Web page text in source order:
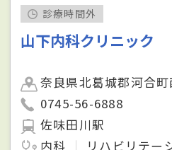
診療時間外
山下内科クリニック
奈良県北葛城郡河合
0745-56-6888
佐味田川駅
内科
リハビリテー